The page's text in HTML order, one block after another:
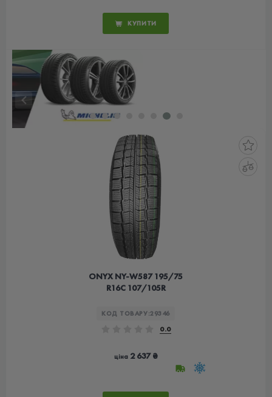
КУПИТИ
ONYX NY-W587 195/75
R16C 107/105R
КОД ТОВАРУ:29346
0.0
ціна2 637 ₴